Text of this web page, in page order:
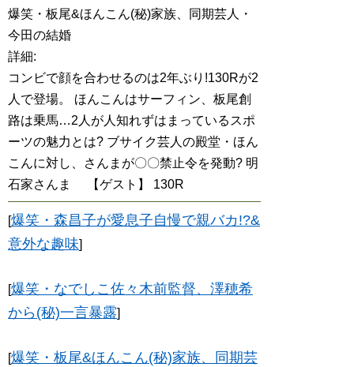
爆笑・板尾&ほんこん(秘)家族、同期芸人・
今田の結婚
詳細:
コンビで顔を合わせるのは2年ぶり!130Rが2
人で登場。 ほんこんはサーフィン、板尾創
路は乗馬…2人が人知れずはまっているスポ
ーツの魅力とは? ブサイク芸人の殿堂・ほん
こんに対し、さんまが〇〇禁止令を発動? 明
石家さんま 【ゲスト】 130R
[爆笑・森昌子が愛息子自慢で親バカ!?&
意外な趣味]
[爆笑・なでしこ佐々木前監督、澤穂希
から(秘)一言暴露]
[爆笑・板尾&ほんこん(秘)家族、同期芸